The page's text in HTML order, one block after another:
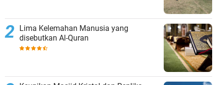
Lima Kelemahan Manusia yang
disebutkan Al-Quran